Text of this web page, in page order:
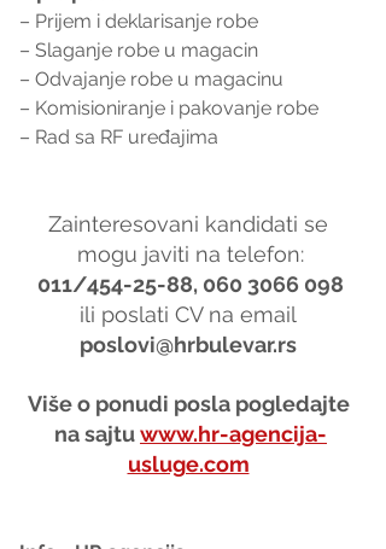
– Prijem i deklarisanje robe
– Slaganje robe u magacin
– Odvajanje robe u magacinu
– Komisioniranje i pakovanje robe
– Rad sa RF uređajima
Zainteresovani kandidati se
mogu javiti na telefon:
011/454-25-88, 060 3066 098
ili poslati CV na email
poslovi@hrbulevar.rs
Više o ponudi posla pogledajte
na sajtu www.hr-agencija-
usluge.com